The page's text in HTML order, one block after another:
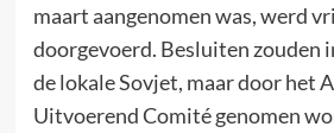
maart aangenomen was, werd
doorgevoerd. Besluiten zouden
de lokale Sovjet, maar door het
Uitvoerend Comité genomen